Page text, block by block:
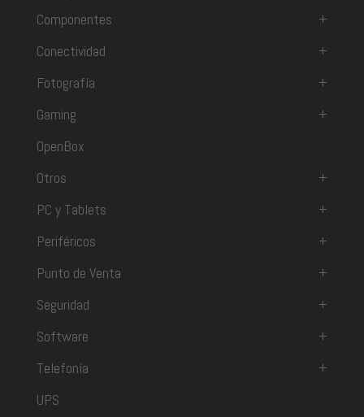
Componentes
+
Conectividad
+
Fotografía
+
Gaming
+
OpenBox
Otros
+
PC y Tablets
+
Periféricos
+
Punto de Venta
+
Seguridad
+
Software
+
Telefonía
+
UPS